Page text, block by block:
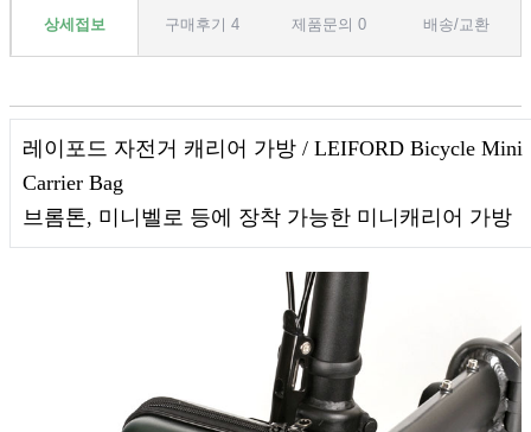
상세접보 구매후기 4 제품문의 0 배송/교환
레이포드 자전거 캐리어 가방 / LEIFORD Bicycle Mini
Carrier Bag
브롬톤, 미니벨로 등에 장착 가능한 미니캐리어 가방